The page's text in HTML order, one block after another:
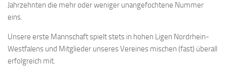
Jahrzehnten die mehr oder weniger unangefochtene Nummer
eins.
Unsere erste Mannschaft spielt stets in hohen Ligen Nordrhein-
Westfalens und Mitglieder unseres Vereines mischen (fast) überall
erfolgreich mit.